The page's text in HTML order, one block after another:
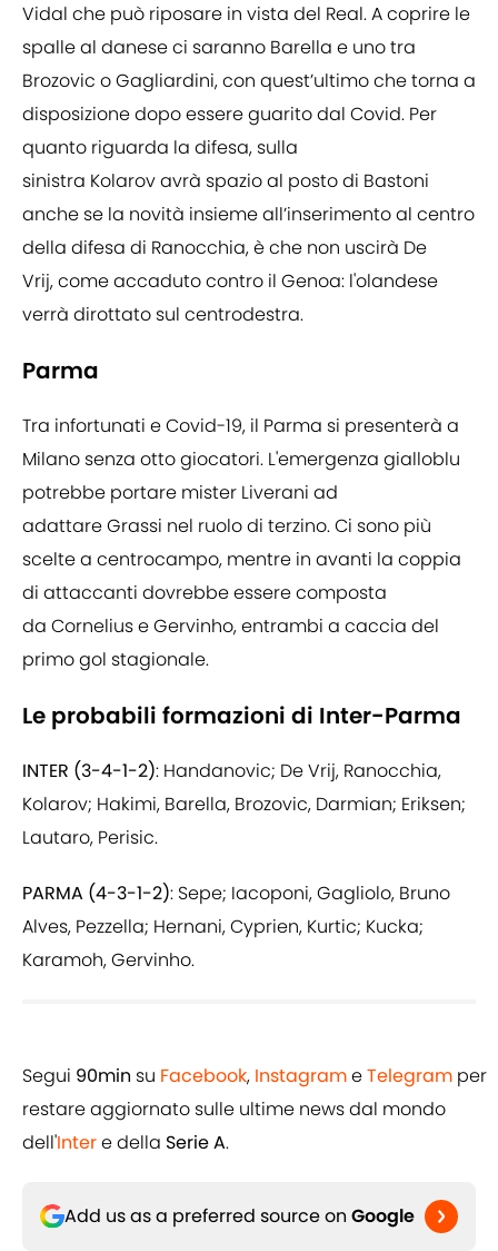
Vidal che può riposare in vista del Real. A coprire le
spalle al danese ci saranno Barella e uno tra
Brozovic o Gagliardini, con quest’ultimo che torna a
disposizione dopo essere guarito dal Covid. Per
quanto riguarda la difesa, sulla
sinistra Kolarov avrà spazio al posto di Bastoni
anche se la novità insieme all’inserimento al centro
della difesa di Ranocchia, è che non uscirà De
Vrij, come accaduto contro il Genoa: l'olandese
verrà dirottato sul centrodestra.
Parma
Tra infortunati e Covid-19, il Parma si presenterà a
Milano senza otto giocatori. L'emergenza gialloblu
potrebbe portare mister Liverani ad
adattare Grassi nel ruolo di terzino. Ci sono più
scelte a centrocampo, mentre in avanti la coppia
di attaccanti dovrebbe essere composta
da Cornelius e Gervinho, entrambi a caccia del
primo gol stagionale.
Le probabili formazioni di Inter-Parma
INTER (3-4-1-2): Handanovic; De Vrij, Ranocchia,
Kolarov; Hakimi, Barella, Brozovic, Darmian; Eriksen;
Lautaro, Perisic.
PARMA (4-3-1-2): Sepe; Iacoponi, Gagliolo, Bruno
Alves, Pezzella; Hernani, Cyprien, Kurtic; Kucka;
Karamoh, Gervinho.
Segui 90min su Facebook, InstagrameTelegram per
restare aggiornato sulle ultime news dal mondo
dell'Intere della Serie A.
Add us as a preferred source on Google